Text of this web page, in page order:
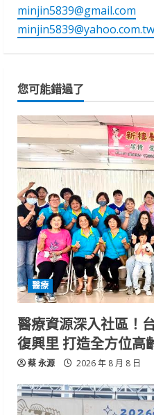
minjin5839@gmail.com
minjin5839@yahoo.com.tw
您可能錯過了
醫療
醫療資源深入社區！
復興里 打造全方位高
蔡 永源 2026 年 8 月 8 日